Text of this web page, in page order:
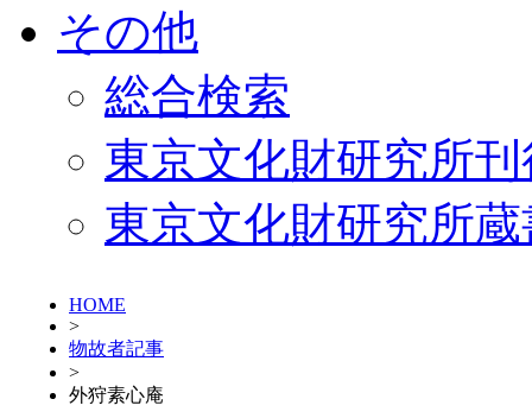
その他
総合検索
東京文化財研究所
東京文化財研究所
HOME
>
物故者記事
>
外狩素心庵